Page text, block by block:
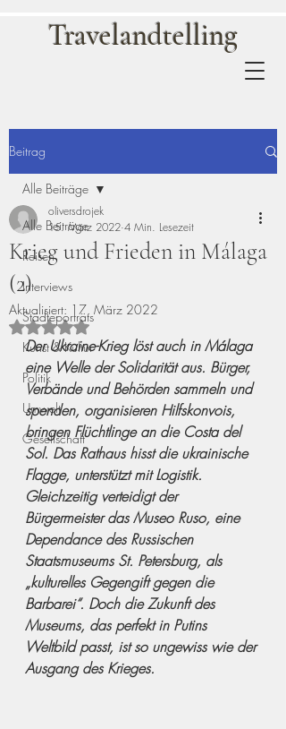
Travelandtelling
Beitrag
Alle Beiträge
Reisen
Interviews
Städteporträts
Kunst & Kultur
Politik
Umwelt
Gesellschaft
Alle Beiträge
Krieg und Frieden in Málaga
(2)
oliversdrojek
15. März 2022 4 Min. Lesezeit
Aktualisiert: 17. März 2022
Mit NaN von 5 Sternen bewertet.
Der Ukraine-Krieg löst auch in Málaga
eine Welle der Solidarität aus. Bürger,
Verbände und Behörden sammeln und
spenden, organisieren Hilfskonvois,
bringen Flüchtlinge an die Costa del
Sol. Das Rathaus hisst die ukrainische
Flagge, unterstützt mit Logistik.
Gleichzeitig verteidigt der
Bürgermeister das Museo Ruso, eine
Dependance des Russischen
Staatsmuseums St. Petersburg, als
„kulturelles Gegengift gegen die
Barbarei“. Doch die Zukunft des
Museums, das perfekt in Putins
Weltbild passt, ist so ungewiss wie der
Ausgang des Krieges.